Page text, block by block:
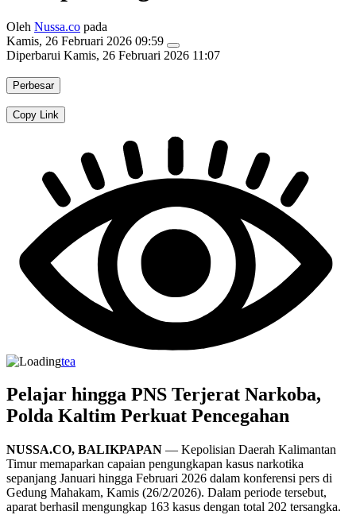
Oleh Nussa.co pada
Kamis, 26 Februari 2026 09:59
Diperbarui Kamis, 26 Februari 2026 11:07
Perbesar
Copy Link
tea
Pelajar hingga PNS Terjerat Narkoba,
Polda Kaltim Perkuat Pencegahan
NUSSA.CO, BALIKPAPAN — Kepolisian Daerah Kalimantan
Timur memaparkan capaian pengungkapan kasus narkotika
sepanjang Januari hingga Februari 2026 dalam konferensi pers di
Gedung Mahakam, Kamis (26/2/2026). Dalam periode tersebut,
aparat berhasil mengungkap 163 kasus dengan total 202 tersangka.